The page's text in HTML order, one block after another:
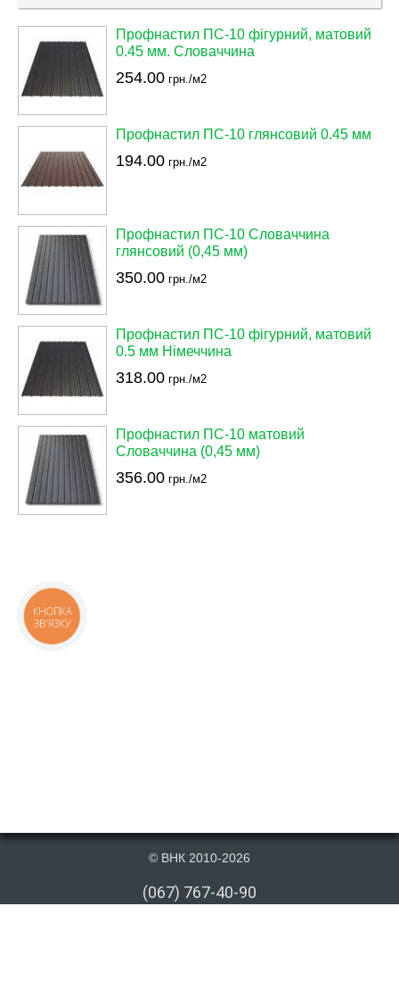
Профнастил ПС-10 фігурний, матовий
0.45 мм. Словаччина
254.00 грн./м2
Профнастил ПС-10 глянсовий 0.45 мм
194.00 грн./м2
Профнастил ПС-10 Словаччина
глянсовий (0,45 мм)
350.00 грн./м2
Профнастил ПС-10 фігурний, матовий
0.5 мм Німеччина
318.00 грн./м2
Профнастил ПС-10 матовий
Словаччина (0,45 мм)
356.00 грн./м2
© ВНК 2010-2026
(067) 767-40-90
КНОПКА
ЗВ'ЯЗКУ